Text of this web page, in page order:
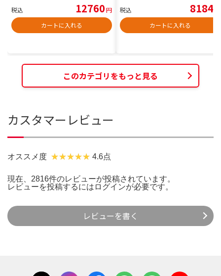
税込 12760円
カートに入れる
税込 8184
カートに入れる
このカテゴリをもっと見る
カスタマーレビュー
オススメ度 4.6点
現在、2816件のレビューが投稿されています。
レビューを投稿するには ログインが必要です。
レビューを書く